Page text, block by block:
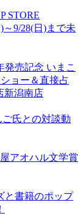
STORE
～9/28(日)まで未
発売記念 いまこ
ョー＆直接占
新潟南店
氏との対談動
アオハル文学賞
と書籍のポップ